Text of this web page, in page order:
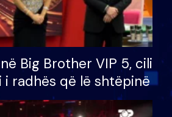
Big Brother VIP 5, cili
i radhës që lë shtëpinë